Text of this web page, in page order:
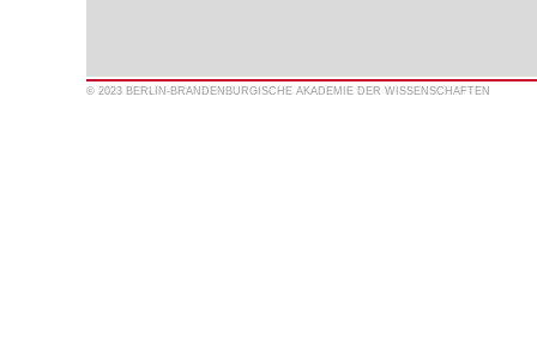
© 2023 BERLIN-BRANDENBURGISCHE AKADEMIE DER WISSENSCHAFTEN